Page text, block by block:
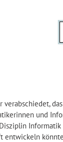
und
entwickeln